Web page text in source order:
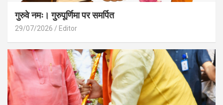
गुरुवे नमः। गुरुपूर्णिमा पर समर्पित
29/07/2026 Editor